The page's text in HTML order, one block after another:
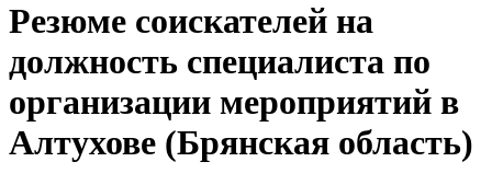
Резюме соискателей на
должность специалиста по
организации мероприятий в
Алтухове (Брянская область)